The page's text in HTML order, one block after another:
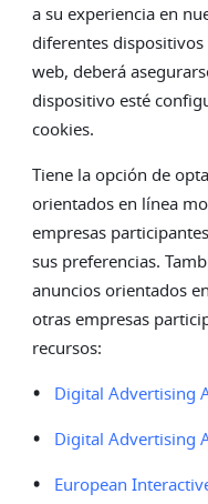
a su experiencia en
diferentes
web, deberá
dispositivo esté
cookies.
Tiene la opción de
orientados en línea
empresas
sus preferencias.
anuncios orientados
otras empresas
recursos:
• Digital Advertising
• Digital Advertising
•
European